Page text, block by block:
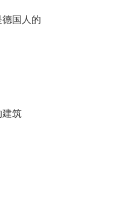
国人的
建筑